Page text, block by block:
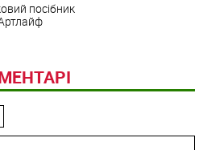
посібник